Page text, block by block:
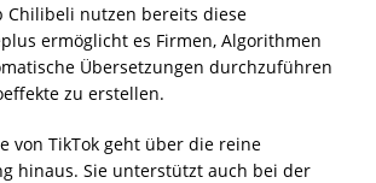
Chilibeli nutzen bereits diese
ermöglicht es Firmen, Algorithmen
Übersetzungen durchzuführen
zu erstellen.
von TikTok geht über die reine
hinaus. Sie unterstützt auch bei der